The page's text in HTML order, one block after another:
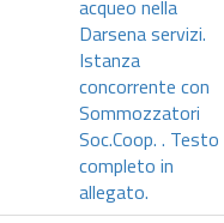
acqueo nella
Darsena servizi.
Istanza
concorrente con
Sommozzatori
Soc.Coop. . Testo
completo in
allegato.